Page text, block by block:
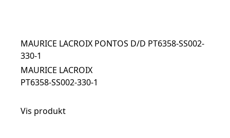
MAURICE LACROIX PONTOS D/D PT6358-SS002-
330-1
MAURICE LACROIX
PT6358-SS002-330-1
Vis produkt